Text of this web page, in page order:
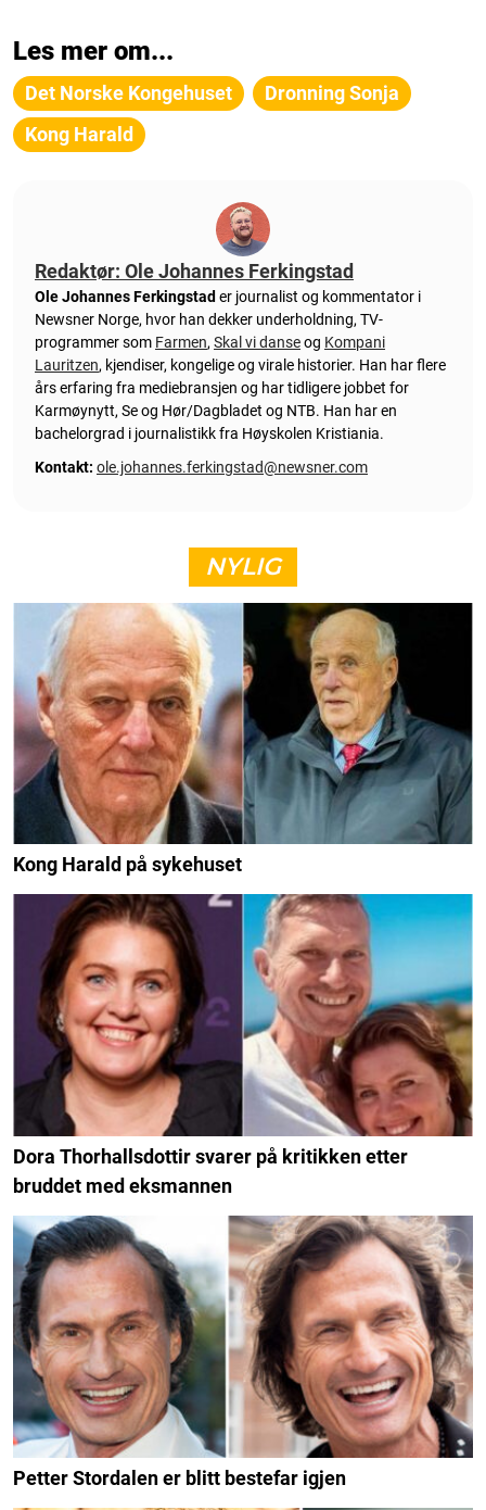
Les mer om...
Det Norske Kongehuset
Dronning Sonja
Kong Harald
Redaktør: Ole Johannes Ferkingstad
Ole Johannes Ferkingstad er journalist og kommentator i
Newsner Norge, hvor han dekker underholdning, TV-
programmer som Farmen, Skal vi danseog Kompani
Lauritzen, kjendiser, kongelige og virale historier. Han har flere
års erfaring fra mediebransjen og har tidligere jobbet for
Karmøynytt, Se og Hør/Dagbladet og NTB. Han har en
bachelorgrad i journalistikk fra Høyskolen Kristiania.
Kontakt: ole.johannes.ferkingstad@newsner.com
NYLIG
Kong Harald på sykehuset
Dora Thorhallsdottir svarer på kritikken etter
bruddet med eksmannen
Petter Stordalen er blitt bestefar igjen